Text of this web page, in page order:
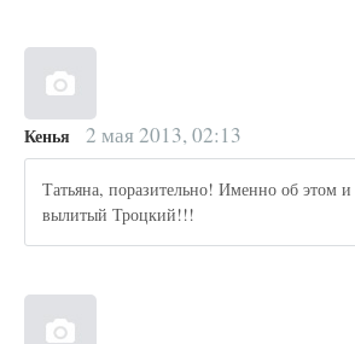
Кенья 2 мая 2013, 02:13
Татьяна, поразительно! Именно об этом
вылитый Троцкий!!!